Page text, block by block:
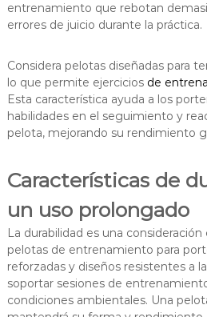
entrenamiento que rebotan
errores de juicio durante la práctica.
Considera pelotas diseñadas para
lo que permite ejercicios de
Esta característica ayuda a los
habilidades en el seguimiento y
pelota, mejorando su rendimiento
Características de
un uso prolongado
La durabilidad es una
pelotas de entrenamiento para
reforzadas y diseños resistentes a
soportar sesiones de
condiciones ambientales. Una